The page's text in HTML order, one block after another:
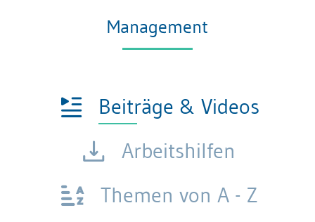
Management
Beiträge & Videos
Arbeitshilfen
Themen von A - Z